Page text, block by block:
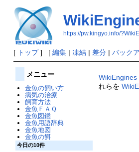
https://pw.kingyo.info/
[ トップ] [ 編集| 凍結| 差分| バック
WikiEngines
れらを
メニュー
金魚の飼い方
病気の治療
飼育方法
金魚ＦＡＱ
金魚図鑑
金魚用語辞典
金魚地図
金魚の餌
今日の10件